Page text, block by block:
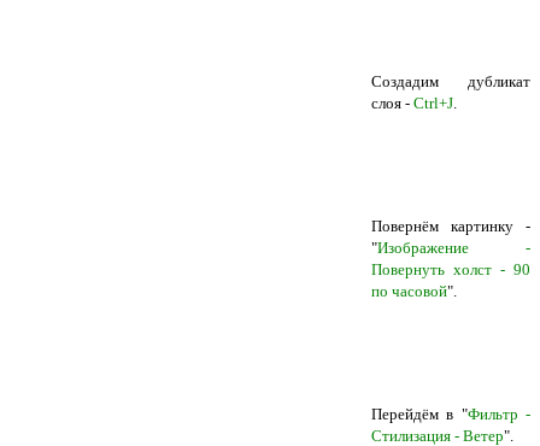
Создадим дубликат
слоя - Ctrl+J
Повернём картинку -
"Изображение -
Повернуть холст - 90
по часовой".
Перейдём в "Фильтр -
Стилизация - Ветер".